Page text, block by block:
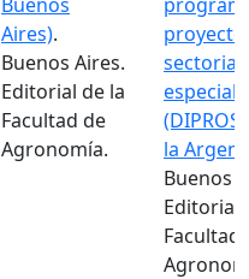
Aires).
Buenos Aires.
Editorial de la
Facultad de
Agronomía.
la
Buenos
Editorial
Facultad